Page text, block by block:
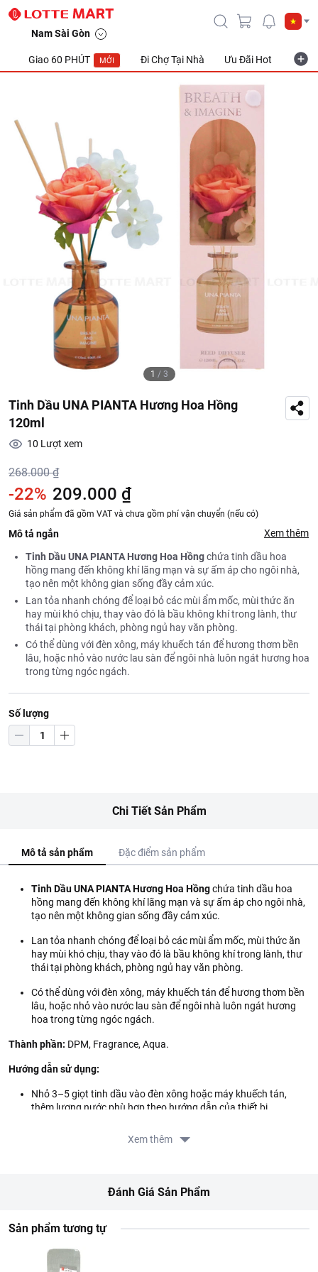
Nam Sài Gòn
Giao 60 PHÚT MỚI Đi Chợ Tại Nhà Ưu Đãi Hot
1 / 3
Tinh Dầu UNA PIANTA Hương Hoa Hồng
120ml
10 Lượt xem
268.000 ₫
-22% 209.000 ₫
Giá sản phẩm đã gồm VAT và chưa gồm phí vận chuyển (nếu có)
Mô tả ngắn Xem thêm
Tinh Dầu UNA PIANTA Hương Hoa Hồngchứa tinh dầu hoa
hồng mang đến không khí lãng mạn và sự ấm áp cho ngôi nhà,
tạo nên một không gian sống đầy cảm xúc.
Lan tỏa nhanh chóng để loại bỏ các mùi ẩm mốc, mùi thức ăn
hay mùi khó chịu, thay vào đó là bầu không khí trong lành, thư
thái tại phòng khách, phòng ngủ hay văn phòng.
Có thể dùng với đèn xông, máy khuếch tán để hương thơm bền
lâu, hoặc nhỏ vào nước lau sàn để ngôi nhà luôn ngát hương hoa
trong từng ngóc ngách.
Số lượng
Chi Tiết Sản Phẩm
Mô tả sản phẩm Đặc điểm sản phẩm
Tinh Dầu UNA PIANTA Hương Hoa Hồngchứa tinh dầu hoa
hồng mang đến không khí lãng mạn và sự ấm áp cho ngôi nhà,
tạo nên một không gian sống đầy cảm xúc.
Lan tỏa nhanh chóng để loại bỏ các mùi ẩm mốc, mùi thức ăn
hay mùi khó chịu, thay vào đó là bầu không khí trong lành, thư
thái tại phòng khách, phòng ngủ hay văn phòng.
Có thể dùng với đèn xông, máy khuếch tán để hương thơm bền
lâu, hoặc nhỏ vào nước lau sàn để ngôi nhà luôn ngát hương
hoa trong từng ngóc ngách.
Thành phần: DPM, Fragrance, Aqua.
Hướng dẫn sử dụng:
Nhỏ 3–5 giọt tinh dầu vào đèn xông hoặc máy khuếch tán,
thêm lượng nước phù hợp theo hướng dẫn của thiết bị.
Điều chỉnh số giọt tùy theo diện tích phòng và mức độ mùi
Hướng dẫn bảo quản:
Xem thêm
Đánh Giá Sản Phẩm
Sản phẩm tương tự